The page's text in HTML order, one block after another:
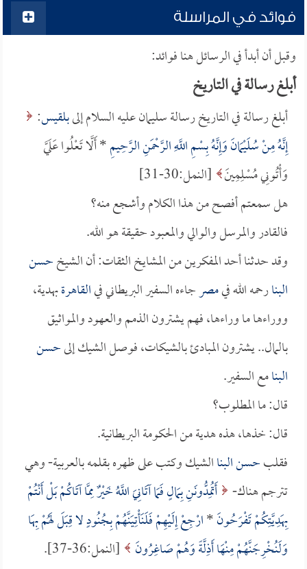
فوائد في المراسلة
وقبل أن أبدأ في الرسائل هنا فوائد:
أبلغ رسالة في التاريخ
أبلغ رسالة في التاريخ رسالة سليمان عليه السلام إلىبلقيس:
إِنَّهُ مِنْ سُلَيْمَانَ وَإِنَّهُ بِسْمِ اللَّهِ الرَّحْمَنِ الرَّحِيمِ* أَلَّا تَعْلُوا عَلَيَّ
وَأْتُونِي مُسْلِمِينَ [النمل:30-31]
هل سمعتم أفصح من هذا الكلام وأشجع منه؟
فالقادر والمرسل والوالي والمعبود حقيقة هو الله.
وقد حدثنا أحد المفكرين من المشايخ الثقات: أن الشيخحسن
البنارحمه الله فيمصرجاءه السفير البريطاني فيالقاهرةبهدية،
ووراءها ما وراءها، فهم يشترون الذمم والعهود والمواثيق
بالمال.. يشترون المبادئ بالشيكات، فوصل الشيك إلىحسن
البنامع السفير.
قال: ما المطلوب؟
قال: خذها، هذه هدية من الحكومة البريطانية.
فقلبحسن البناالشيك وكتب على ظهره بقلمه بالعربية- وهي
تترجم هناك- أَتُمِدُّونَنِ بِمَالٍ فَمَا آتَانِيَ اللَّهُ خَيْرٌ مِمَّا آتَاكُمْ بَلْ أَنْتُمْ
بِهَدِيَّتِكُمْ تَفْرَحُونَ*ارْجِعْ إِلَيْهِمْ فَلَنَأْتِيَنَّهُمْ بِجُنُودٍ لا قِبَلَ لَهُمْ بِهَا
وَلَنُخْرِجَنَّهُمْ مِنْهَا أَذِلَّةً وَهُمْ صَاغِرُونَ
[النمل:36-37].